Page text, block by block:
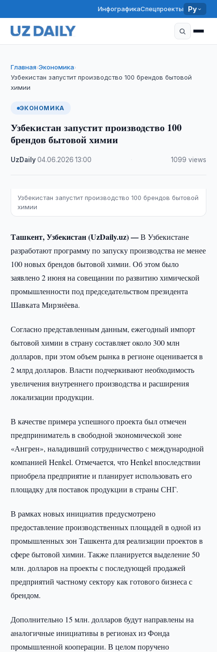
ИнфографикаСпецпроекты Ру
Главная›Экономика›
Узбекистан запустит производство 100 брендов бытовой
химии
ЭКОНОМИКА
Узбекистан запустит производство 100
брендов бытовой химии
UzDaily·04.06.2026 ·13:00 1099 views
Узбекистан запустит производство 100 брендов бытовой
химии
Ташкент, Узбекистан (UzDaily.uz) —В Узбекистане
разработают программу по запуску производства не менее
100 новых брендов бытовой химии. Об этом было
заявлено 2 июня на совещании по развитию химической
промышленности под председательством президента
Шавката Мирзиёева.
Согласно представленным данным, ежегодный импорт
бытовой химии в страну составляет около 300 млн
долларов, при этом объем рынка в регионе оценивается в
2 млрд долларов. Власти подчеркивают необходимость
увеличения внутреннего производства и расширения
локализации продукции.
В качестве примера успешного проекта был отмечен
предприниматель в свободной экономической зоне
«Ангрен», наладивший сотрудничество с международной
компанией Henkel. Отмечается, что Henkel впоследствии
приобрела предприятие и планирует использовать его
площадку для поставок продукции в страны СНГ.
В рамках новых инициатив предусмотрено
предоставление производственных площадей в одной из
промышленных зон Ташкента для реализации проектов в
сфере бытовой химии. Также планируется выделение 50
млн. долларов на проекты с последующей продажей
предприятий частному сектору как готового бизнеса с
брендом.
Дополнительно 15 млн. долларов будут направлены на
аналогичные инициативы в регионах из Фонда
промышленной кооперации. В целом поручено